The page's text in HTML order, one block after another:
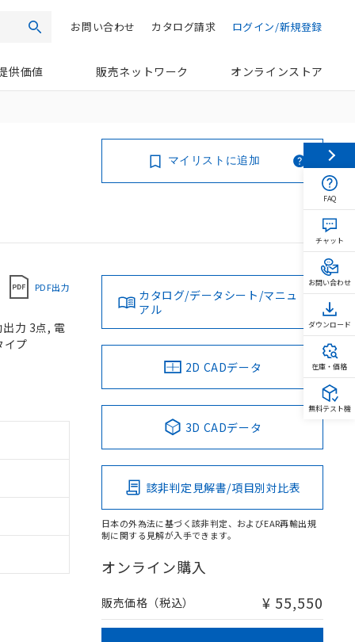
検索 ログイン/新規登録
カタログ請求
お問い合わせ
供価値 販売ネットワーク オンラインストア
マイリストに追加
PDF出力
力 3点, 電
イプ
カタログ/データシート/マニュ
アル
2D CADデータ
3D CADデータ
該非判定見解書/項目別対比表
日本の外為法に基づく該非判定、およびEAR再輸出規
制に関する見解が入手できます。
オンライン購入
販売価格（税込） ¥ 55,550
FAQ
チャット
お問い合わせ
ダウンロード
在庫・価格
無料テスト機